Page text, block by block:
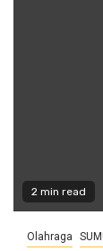
2 min read
Olahraga